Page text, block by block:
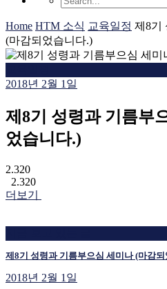
Home HTM 소식 교육일정 제8기
(마감되었습니다.)
2018년 2월 1일
제8기 성령과 기름부
었습니다.)
2.320
2.320
더보기
제8기 성령과 기름부으심 세미나 (마감
2018년 2월 1일